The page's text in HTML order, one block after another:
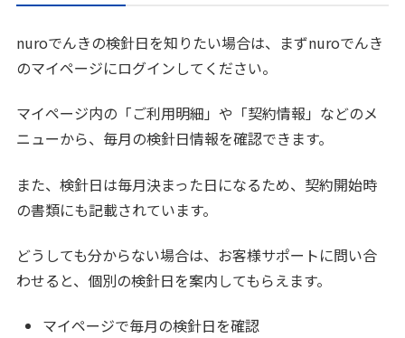
nuroでんきの検針日を知りたい場合は、まずnuroでんき
のマイページにログインしてください。
マイページ内の「ご利用明細」や「契約情報」などのメ
ニューから、毎月の検針日情報を確認できます。
また、検針日は毎月決まった日になるため、契約開始時
の書類にも記載されています。
どうしても分からない場合は、お客様サポートに問い合
わせると、個別の検針日を案内してもらえます。
マイページで毎月の検針日を確認